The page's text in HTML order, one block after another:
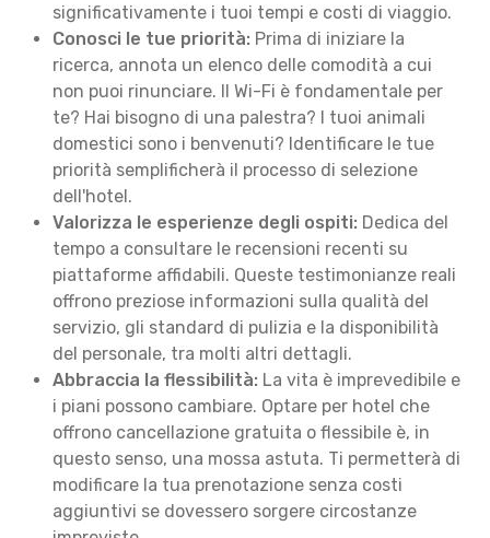
significativamente i tuoi tempi e costi di viaggio.
Conosci le tue priorità: Prima di iniziare la
ricerca, annota un elenco delle comodità a cui
non puoi rinunciare. Il Wi-Fi è fondamentale per
te? Hai bisogno di una palestra? I tuoi animali
domestici sono i benvenuti? Identificare le tue
priorità semplificherà il processo di selezione
dell'hotel.
Valorizza le esperienze degli ospiti: Dedica del
tempo a consultare le recensioni recenti su
piattaforme affidabili. Queste testimonianze reali
offrono preziose informazioni sulla qualità del
servizio, gli standard di pulizia e la disponibilità
del personale, tra molti altri dettagli.
Abbraccia la flessibilità: La vita è imprevedibile e
i piani possono cambiare. Optare per hotel che
offrono cancellazione gratuita o flessibile è, in
questo senso, una mossa astuta. Ti permetterà di
modificare la tua prenotazione senza costi
aggiuntivi se dovessero sorgere circostanze